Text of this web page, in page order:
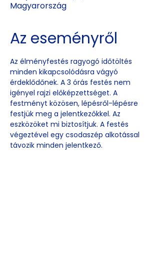
Magyarország
Az eseményről
Az élményfestés ragyogó időtöltés
minden kikapcsolódásra vágyó
érdeklődőnek. A 3 órás festés nem
igényel rajzi előképzettséget. A
festményt közösen, lépésről-lépésre
festjük meg a jelentkezőkkel. Az
eszközöket mi biztosítjuk. A festés
végeztével egy csodaszép alkotással
távozik minden jelentkező.